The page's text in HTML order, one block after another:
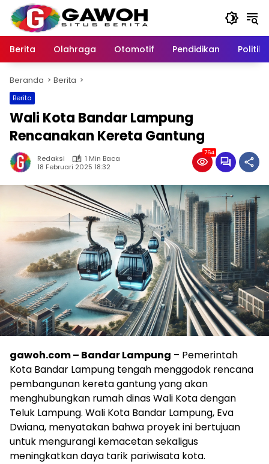
Langsung
konten
Berita
Olahraga Otomotif Pendidikan Politik
Beranda Berita
Berita
Wali Kota Bandar Lampung
Rencanakan Kereta Gantung
Redaksi
1 Min Baca
18 Februari 2025 18:32
764
gawoh.com – Bandar Lampung – Pemerintah
Kota Bandar Lampung tengah menggodok rencana
pembangunan kereta gantung yang akan
menghubungkan rumah dinas Wali Kota dengan
Teluk Lampung. Wali Kota Bandar Lampung, Eva
Dwiana, menyatakan bahwa proyek ini bertujuan
untuk mengurangi kemacetan sekaligus
meningkatkan daya tarik pariwisata kota.